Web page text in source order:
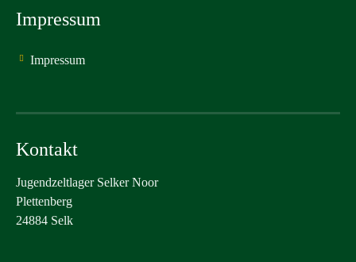
Impressum
Impressum
Kontakt
Jugendzeltlager Selker Noor
Plettenberg
24884 Selk